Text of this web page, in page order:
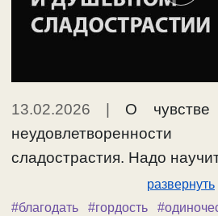
13.02.2026 | О чувстве
сладострастия. Надо
развернуть
#благодать
#гордость